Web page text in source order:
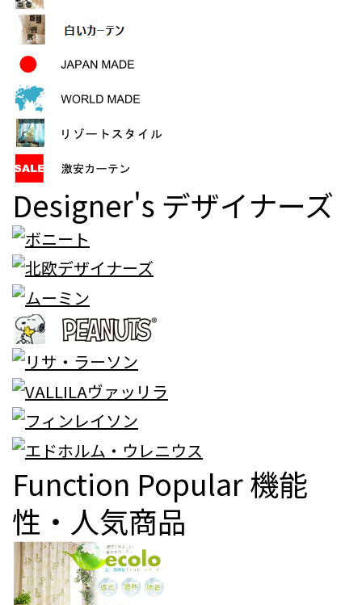
Designer's デザイナーズ
Function Popular機能
性・人気商品